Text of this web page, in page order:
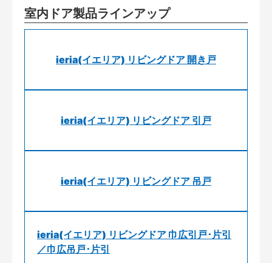
室内ドア製品ラインアップ
ieria(イエリア) リビングドア 開き戸
ieria(イエリア) リビングドア 引戸
ieria(イエリア) リビングドア 吊戸
ieria(イエリア) リビングドア 巾広引戸･片引
／巾広吊戸･片引